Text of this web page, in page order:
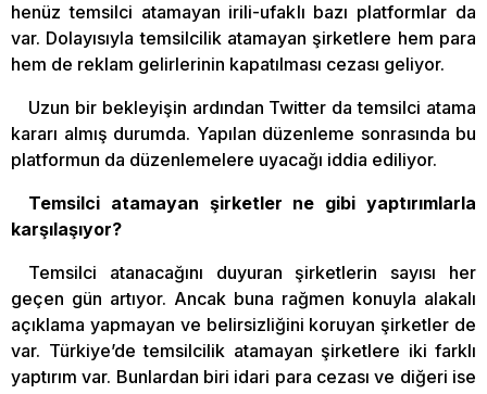
henüz temsilci atamayan irili-ufaklı bazı platformlar da
var. Dolayısıyla temsilcilik atamayan şirketlere hem para
hem de reklam gelirlerinin kapatılması cezası geliyor.
Uzun bir bekleyişin ardından Twitter da temsilci atama
kararı almış durumda. Yapılan düzenleme sonrasında bu
platformun da düzenlemelere uyacağı iddia ediliyor.
Temsilci atamayan şirketler ne gibi yaptırımlarla
karşılaşıyor?
Temsilci atanacağını duyuran şirketlerin sayısı her
geçen gün artıyor. Ancak buna rağmen konuyla alakalı
açıklama yapmayan ve belirsizliğini koruyan şirketler de
var. Türkiye’de temsilcilik atamayan şirketlere iki farklı
yaptırım var. Bunlardan biri idari para cezası ve diğeri ise